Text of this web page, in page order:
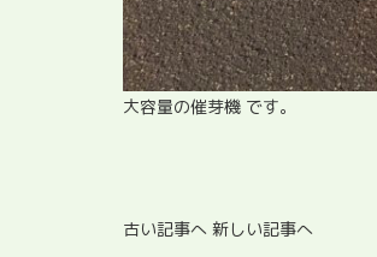
大容量の催芽機 です。
古い記事へ 新しい記事へ